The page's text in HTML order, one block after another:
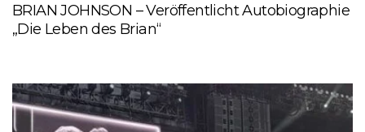
BRIAN JOHNSON – Veröffentlicht Autobiographie
„Die Leben des Brian“